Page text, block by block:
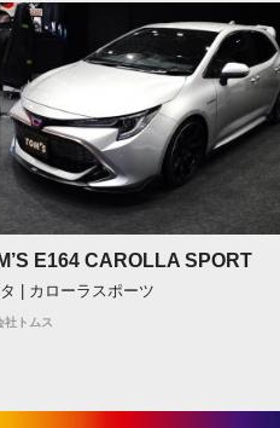
E164 CAROLLA SPORT
タ | カローラスポーツ
社トムス